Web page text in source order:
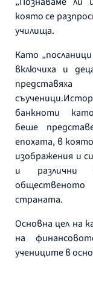
която се
училища.
Като
включиха и
банкноти като
беше
епохата, в
изображения и
и различни
страната.
Основна цел на
на
учениците в